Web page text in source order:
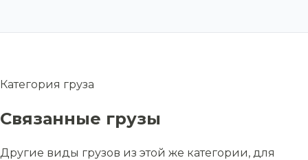
Категория груза
Связанные грузы
Другие виды грузов из этой же категории, для